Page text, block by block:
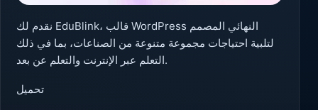
نقدم لك EduBlink، قالب WordPress النهائي المصمم
لتلبية احتياجات مجموعة متنوعة من الصناعات، بما في ذلك
التعلم عبر الإنترنت والتعلم عن بعد.
تحميل